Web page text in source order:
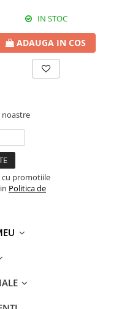
IN STOC
ADAUGA IN COS
cu promotiile
Politica de